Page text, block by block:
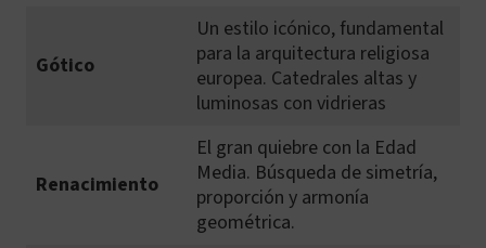
Gótico
Un estilo icónico, fundamental
para la arquitectura religiosa
europea. Catedrales altas y
luminosas con vidrieras
Renacimiento
El gran quiebre con la Edad
Media. Búsqueda de simetría,
proporción y armonía
geométrica.